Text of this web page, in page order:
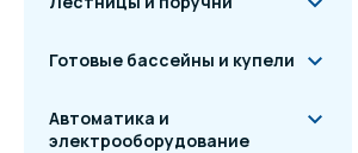
Готовые бассейны и купели
Автоматика и
электрооборудование